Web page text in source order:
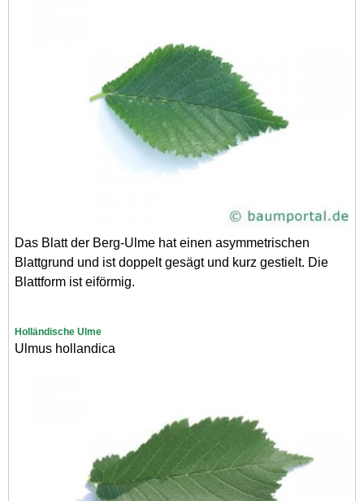
Das Blatt der Berg-Ulme hat einen asymmetrischen
Blattgrund und ist doppelt gesägt und kurz gestielt. Die
Blattform ist eiförmig.
Holländische Ulme
Ulmus hollandica